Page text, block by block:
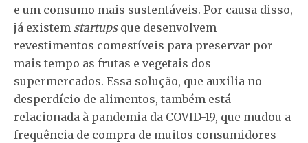
e um consumo mais sustentáveis. Por causa disso,
já existem startupsque desenvolvem
revestimentos comestíveis para preservar por
mais tempo as frutas e vegetais dos
supermercados. Essa solução, que auxilia no
desperdício de alimentos, também está
relacionada à pandemia da COVID-19, que mudou a
frequência de compra de muitos consumidores